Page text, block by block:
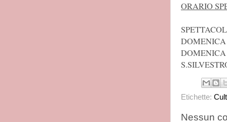
ORARIO
DOMENICA
DOMENICA
Etichette:
Nessun